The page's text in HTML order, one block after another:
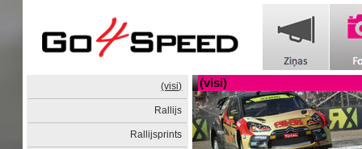
(visi)
Rallijs
Rallijsprints
(visi)